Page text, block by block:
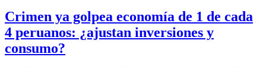
Crimen ya golpea economía de 1 de cada
4 peruanos: ¿ajustan inversiones y
consumo?